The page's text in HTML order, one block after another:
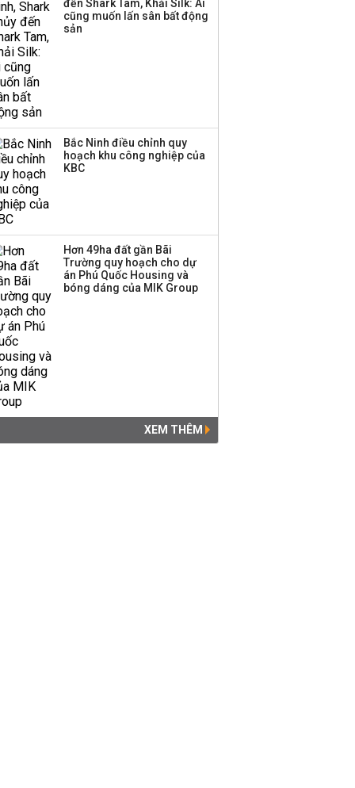
đến Shark Tam, Khải Silk: Ai
cũng muốn lấn sân bất động
sản
Bắc Ninh điều chỉnh quy
hoạch khu công nghiệp của
KBC
Hơn 49ha đất gần Bãi
Trường quy hoạch cho dự
án Phú Quốc Housing và
bóng dáng của MIK Group
XEM THÊM